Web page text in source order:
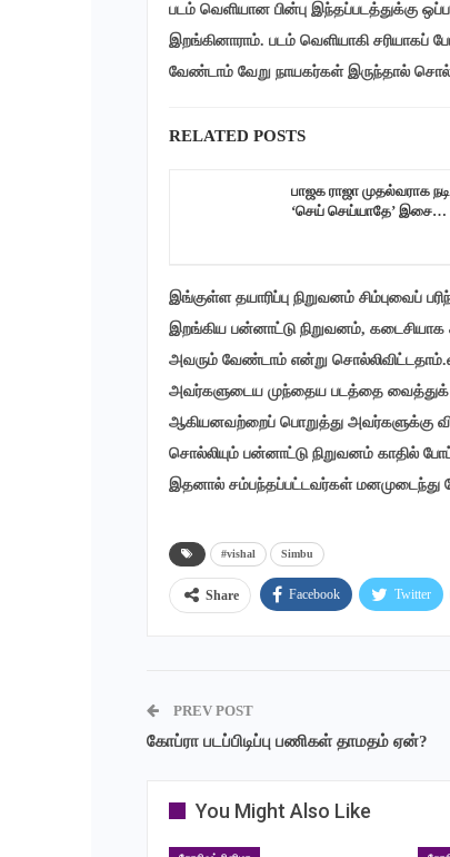
படம் வெளியான பின்பு இந்தப்படத்துக்கு
இறங்கினாராம். படம் வெளியாகி சரியாகப்
வேண்டாம் வேறு நாயகர்கள் இருந்தால்
RELATED POSTS
பாஜக ராஜா முதல்வராக
‘செய் செய்யாதே’ இசை…
இங்குள்ள தயாரிப்பு நிறுவனம் சிம்புவைப்
இறங்கிய பன்னாட்டு நிறுவனம்,
அவரும் வேண்டாம் என்று
அவர்களுடைய முந்தைய படத்தை வைத்துக்
ஆகியனவற்றைப் பொறுத்து அவர்களுக்கு
சொல்லியும் பன்னாட்டு நிறுவனம் காதில்
இதனால் சம்பந்தப்பட்டவர்கள் மனமுடைந்து
#vishal Simbu
Share Facebook Twitter
PREV POST
கோப்ரா படப்பிடிப்பு பணிகள் தாமதம் ஏன்?
You Might Also Like